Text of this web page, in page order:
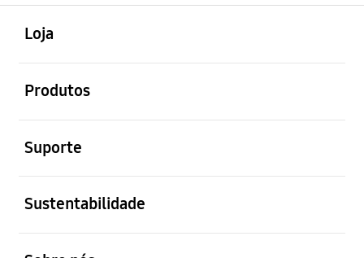
Loja
Produtos
Suporte
Sustentabilidade